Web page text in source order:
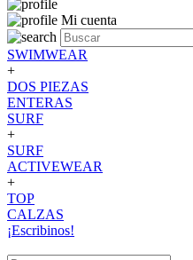
Mi cuenta
SWIMWEAR
+
DOS PIEZAS
ENTERAS
SURF
+
SURF
ACTIVEWEAR
+
TOP
CALZAS
¡Escribinos!